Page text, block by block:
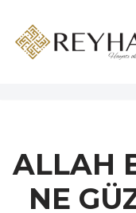
İçeriğe
ALLAH
NE